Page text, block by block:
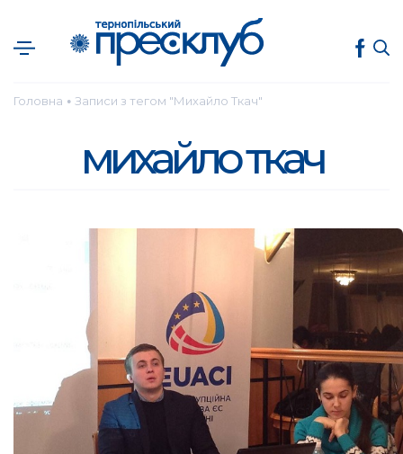
Головна ● Записи з тегом "Михайло Ткач"
михайло ткач